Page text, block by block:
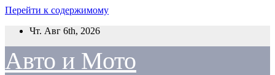
Перейти к содержимому
Чт. Авг 6th, 2026
Авто и Мото